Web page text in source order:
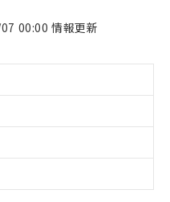
00:00 情報更新